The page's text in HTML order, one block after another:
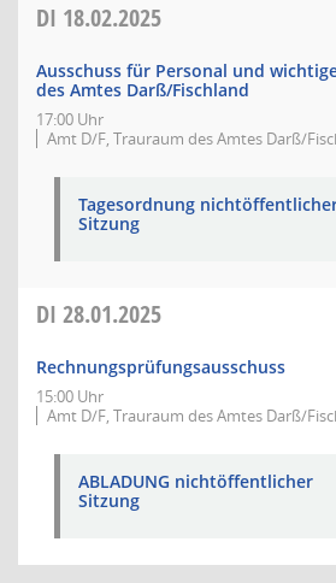
DI 18.02.2025
Ausschuss für Personal und
des Amtes Darß/Fischland
17:00 Uhr
Amt D/F, Trauraum des Amtes Darß/
Tagesordnung
Sitzung
DI 28.01.2025
Rechnungsprüfungsausschuss
15:00 Uhr
Amt D/F, Trauraum des Amtes Darß/
ABLADUNG nichtöffentlicher
Sitzung